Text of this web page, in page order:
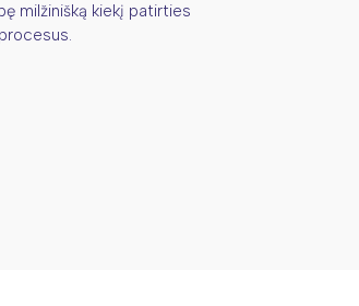
milžinišką kiekį patirties